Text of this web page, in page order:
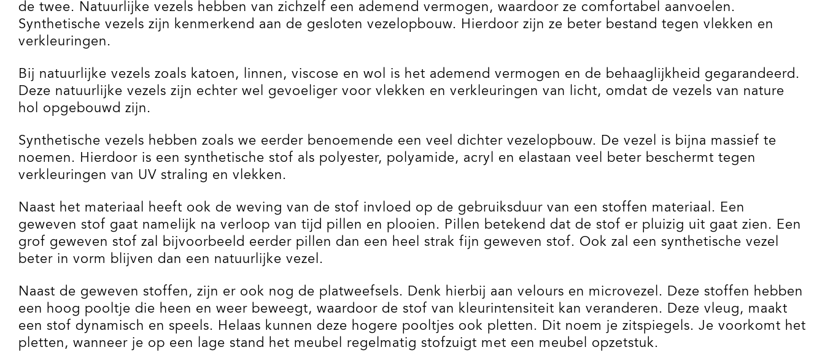
de twee. Natuurlijke vezels hebben van zichzelf een ademend vermogen, waardoor ze comfortabel aanvoelen.
Synthetische vezels zijn kenmerkend aan de gesloten vezelopbouw. Hierdoor zijn ze beter bestand tegen vlekken en
verkleuringen.
Bij natuurlijke vezels zoals katoen, linnen, viscose en wol is het ademend vermogen en de behaaglijkheid gegarandeerd.
Deze natuurlijke vezels zijn echter wel gevoeliger voor vlekken en verkleuringen van licht, omdat de vezels van nature
hol opgebouwd zijn.
Synthetische vezels hebben zoals we eerder benoemende een veel dichter vezelopbouw. De vezel is bijna massief te
noemen. Hierdoor is een synthetische stof als polyester, polyamide, acryl en elastaan veel beter beschermt tegen
verkleuringen van UV straling en vlekken.
Naast het materiaal heeft ook de weving van de stof invloed op de gebruiksduur van een stoffen materiaal. Een
geweven stof gaat namelijk na verloop van tijd pillen en plooien. Pillen betekend dat de stof er pluizig uit gaat zien. Een
grof geweven stof zal bijvoorbeeld eerder pillen dan een heel strak fijn geweven stof. Ook zal een synthetische vezel
beter in vorm blijven dan een natuurlijke vezel.
Naast de geweven stoffen, zijn er ook nog de platweefsels. Denk hierbij aan velours en microvezel. Deze stoffen hebben
een hoog pooltje die heen en weer beweegt, waardoor de stof van kleurintensiteit kan veranderen. Deze vleug, maakt
een stof dynamisch en speels. Helaas kunnen deze hogere pooltjes ook pletten. Dit noem je zitspiegels. Je voorkomt het
pletten, wanneer je op een lage stand het meubel regelmatig stofzuigt met een meubel opzetstuk.